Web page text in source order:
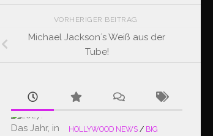
VORHERIGER BEITRAG
Michael Jackson´s Weiß aus der
Tube!
HOLLYWOOD NEWS / BIG